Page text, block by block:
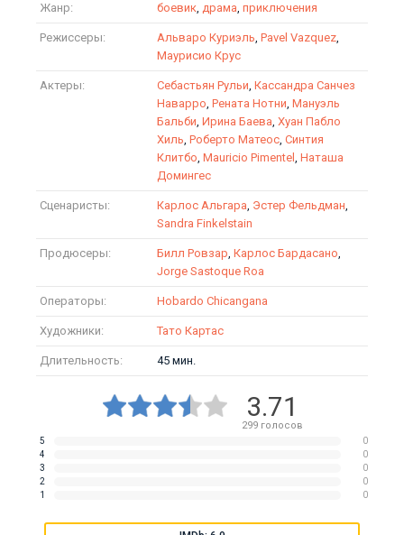
Жанр: боевик, драма, приключения
Режиссеры: Альваро Куриэль, Pavel Vazquez,
Маурисио Крус
Актеры: Себастьян Рульи, Кассандра Санчез
Наварро, Рената Нотни, Мануэль
Бальби, Ирина Баева, Хуан Пабло
Хиль, Роберто Матеос, Синтия
Клитбо, Mauricio Pimentel , Наташа
Домингес
Сценаристы: Карлос Альгара, Эстер Фельдман,
Sandra Finkelstain
Продюсеры: Билл Ровзар, Карлос Бардасано,
Jorge Sastoque Roa
Операторы: Hobardo Chicangana
Художники: Тато Картас
Длительность: 45 мин.
3.71
299голосов
5
0
4
0
3
0
2
0
1
0